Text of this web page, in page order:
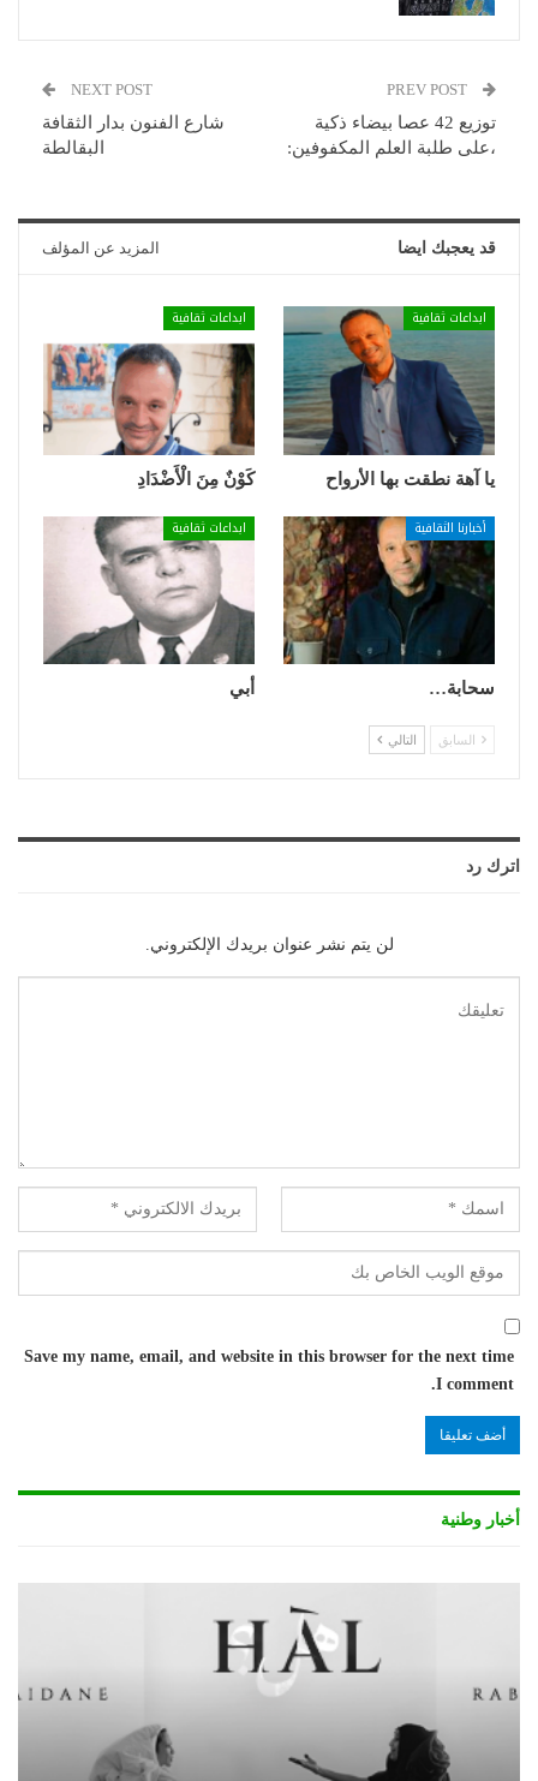
توزيع 42 عصا بيضاء ذكية
،على طلبة العلم المكفوفين:
NEXT POST
شارع الفنون بدار الثقافة
البقالطة
قد يعجبك ايضا المزيد عن المؤلف
ابداعات ثقافية
يا آهة نطقت بها الأرواح
ابداعات ثقافية
كَوْنٌ مِنَ الْأَضْدَادِ
أخبارنا الثقافية
سحابة…
ابداعات ثقافية
أبي
السابق التالي
اترك رد
لن يتم نشر عنوان بريدك الإلكتروني.
Save my name, email, and website in this browser for the next time
I comment.
أخبار وطنية